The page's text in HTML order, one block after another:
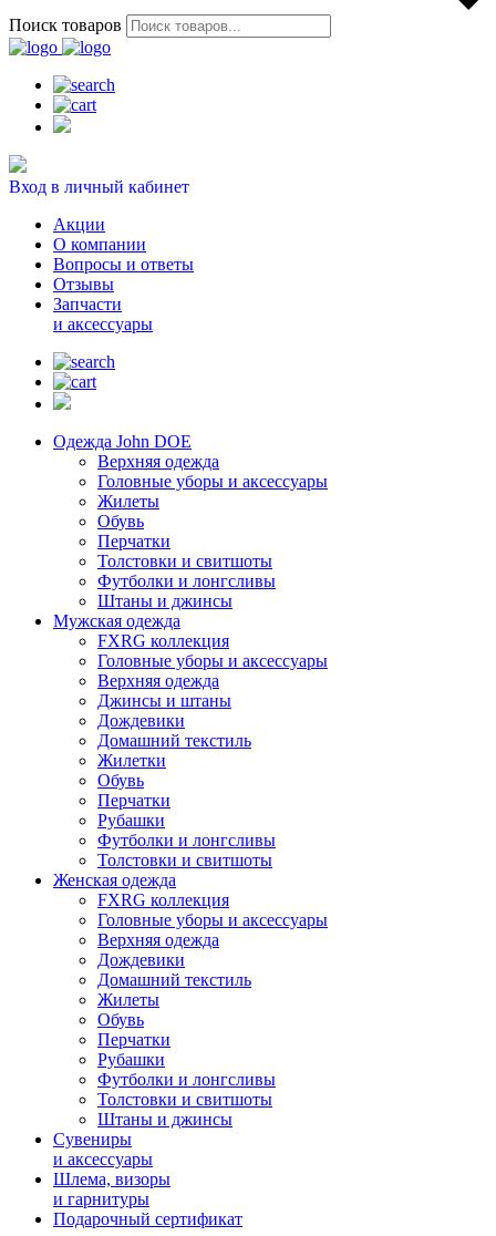
Поиск товаров
Вход в личный кабинет
Акции
О компании
Вопросы и ответы
Отзывы
Запчасти
и аксессуары
Одежда John DOE
Верхняя одежда
Головные уборы и аксессуары
Жилеты
Обувь
Перчатки
Толстовки и свитшоты
Футболки и лонгсливы
Штаны и джинсы
Мужская одежда
FXRG коллекция
Головные уборы и аксессуары
Верхняя одежда
Джинсы и штаны
Дождевики
Домашний текстиль
Жилетки
Обувь
Перчатки
Рубашки
Футболки и лонгсливы
Толстовки и свитшоты
Женская одежда
FXRG коллекция
Головные уборы и аксессуары
Верхняя одежда
Дождевики
Домашний текстиль
Жилеты
Обувь
Перчатки
Рубашки
Футболки и лонгсливы
Толстовки и свитшоты
Штаны и джинсы
Сувениры
и аксессуары
Шлема, визоры
и гарнитуры
Подарочный сертификат